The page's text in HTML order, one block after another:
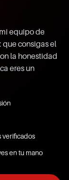
equipo de
que consigas el
la honestidad
eres un
verificados
en tu mano